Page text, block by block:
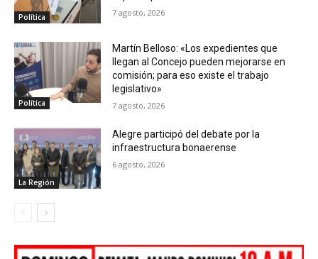
Política 7 agosto, 2026
Política
Martín Belloso: «Los expedientes que
llegan al Concejo pueden mejorarse en
comisión; para eso existe el trabajo
legislativo»
7 agosto, 2026
La Región
Alegre participó del debate por la
infraestructura bonaerense
6 agosto, 2026